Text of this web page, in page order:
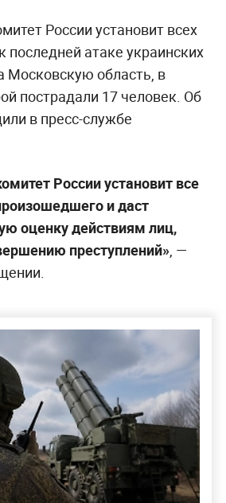
России установит всех
последней атаке украинских
Московскую область, в
пострадали 17 человек. Об
в пресс-службе
России установит все
и даст
оценку действиям лиц,
преступлений», —